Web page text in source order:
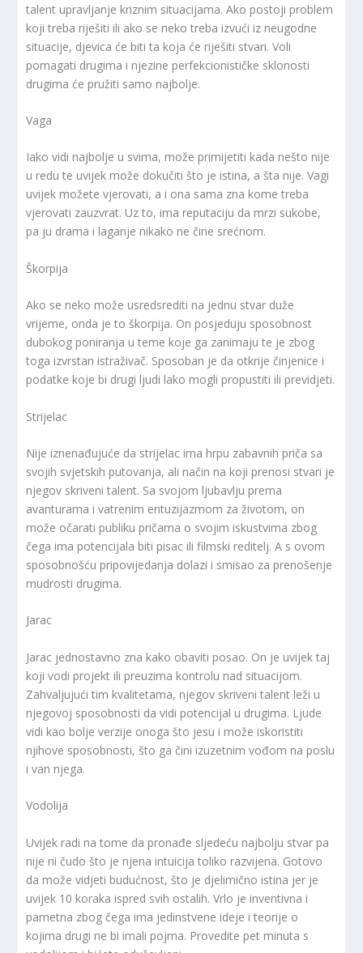
talent upravljanje kriznim situacijama. Ako postoji problem
koji treba riješiti ili ako se neko treba izvući iz neugodne
situacije, djevica će biti ta koja će riješiti stvari. Voli
pomagati drugima i njezine perfekcionističke sklonosti
drugima će pružiti samo najbolje.
Vaga
Iako vidi najbolje u svima, može primijetiti kada nešto nije
u redu te uvijek može dokučiti što je istina, a šta nije. Vagi
uvijek možete vjerovati, a i ona sama zna kome treba
vjerovati zauzvrat. Uz to, ima reputaciju da mrzi sukobe,
pa ju drama i laganje nikako ne čine srećnom.
Škorpija
Ako se neko može usredsrediti na jednu stvar duže
vrijeme, onda je to škorpija. On posjeduju sposobnost
dubokog poniranja u teme koje ga zanimaju te je zbog
toga izvrstan istraživač. Sposoban je da otkrije činjenice i
podatke koje bi drugi ljudi lako mogli propustiti ili previdjeti.
Strijelac
Nije iznenađujuće da strijelac ima hrpu zabavnih priča sa
svojih svjetskih putovanja, ali način na koji prenosi stvari je
njegov skriveni talent. Sa svojom ljubavlju prema
avanturama i vatrenim entuzijazmom za životom, on
može očarati publiku pričama o svojim iskustvima zbog
čega ima potencijala biti pisac ili filmski reditelj. A s ovom
sposobnošću pripovijedanja dolazi i smisao za prenošenje
mudrosti drugima.
Jarac
Jarac jednostavno zna kako obaviti posao. On je uvijek taj
koji vodi projekt ili preuzima kontrolu nad situacijom.
Zahvaljujući tim kvalitetama, njegov skriveni talent leži u
njegovoj sposobnosti da vidi potencijal u drugima. Ljude
vidi kao bolje verzije onoga što jesu i može iskoristiti
njihove sposobnosti, što ga čini izuzetnim vođom na poslu
i van njega.
Vodolija
Uvijek radi na tome da pronađe sljedeću najbolju stvar pa
nije ni čudo što je njena intuicija toliko razvijena. Gotovo
da može vidjeti budućnost, što je djelimično istina jer je
uvijek 10 koraka ispred svih ostalih. Vrlo je inventivna i
pametna zbog čega ima jedinstvene ideje i teorije o
kojima drugi ne bi imali pojma. Provedite pet minuta s